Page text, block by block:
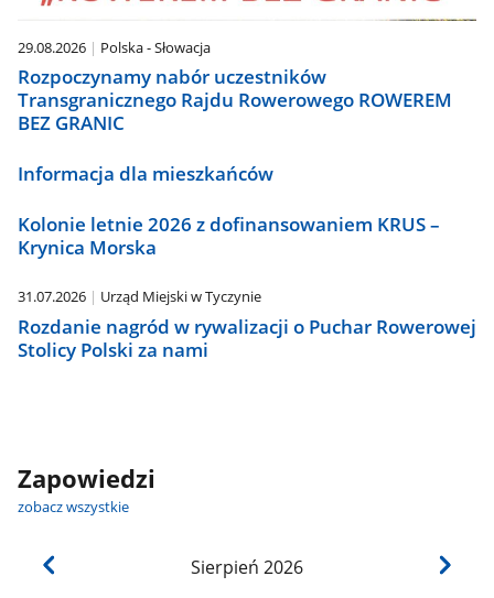
29.08.2026 Polska - Słowacja
Rozpoczynamy nabór uczestników
Transgranicznego Rajdu Rowerowego ROWEREM
BEZ GRANIC
Informacja dla mieszkańców
Kolonie letnie 2026 z dofinansowaniem KRUS –
Krynica Morska
31.07.2026 Urząd Miejski w Tyczynie
Rozdanie nagród w rywalizacji o Puchar Rowerowej
Stolicy Polski za nami
Zapowiedzi
zobacz wszystkie
Sierpień 2026